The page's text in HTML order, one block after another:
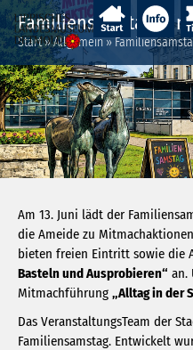
Familiensamstag.
Start»Allgemein»
Am 13. Juni lädt der
die Ameide zu
bieten freien Eintritt sowie die
Basteln und Ausprobieren“ an.
Mitmachführung „Alltag in der
Das VeranstaltungsTeam der
Familiensamstag. Entwickelt